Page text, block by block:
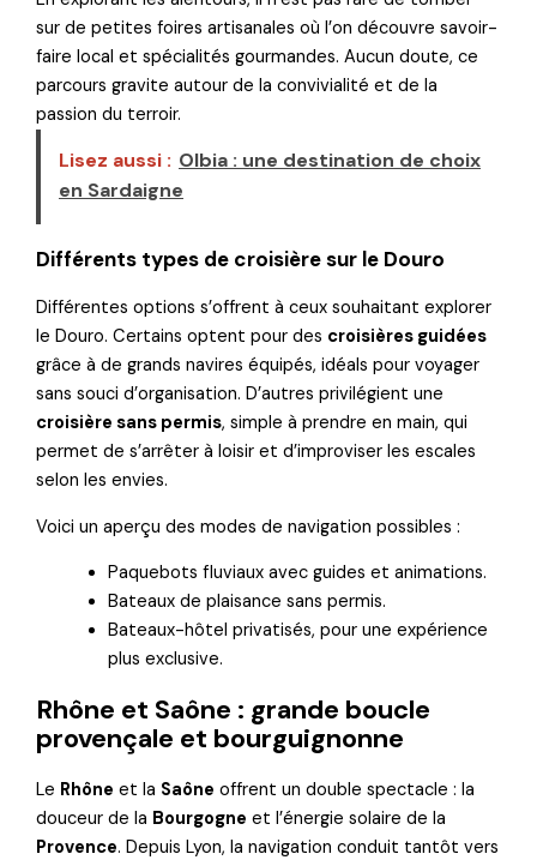
sur de petites foires artisanales où l’on découvre savoir-
faire local et spécialités gourmandes. Aucun doute, ce
parcours gravite autour de la convivialité et de la
passion du terroir.
Lisez aussi : Olbia : une destination de choix
en Sardaigne
Différents types de croisière sur le Douro
Différentes options s’offrent à ceux souhaitant explorer
le Douro. Certains optent pour des croisières guidées
grâce à de grands navires équipés, idéals pour voyager
sans souci d’organisation. D’autres privilégient une
croisière sans permis, simple à prendre en main, qui
permet de s’arrêter à loisir et d’improviser les escales
selon les envies.
Voici un aperçu des modes de navigation possibles :
Paquebots fluviaux avec guides et animations.
Bateaux de plaisance sans permis.
Bateaux-hôtel privatisés, pour une expérience
plus exclusive.
Rhône et Saône : grande boucle
provençale et bourguignonne
Le Rhône et la Saône offrent un double spectacle : la
douceur de la Bourgogne et l’énergie solaire de la
Provence. Depuis Lyon, la navigation conduit tantôt vers